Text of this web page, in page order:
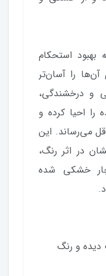
بهبود استحکام
را آسان‌تر
و درخشندگی،
احیا کرده و
می‌رساند. این
در اثر رنگ،
خشکی شده
و رنگ